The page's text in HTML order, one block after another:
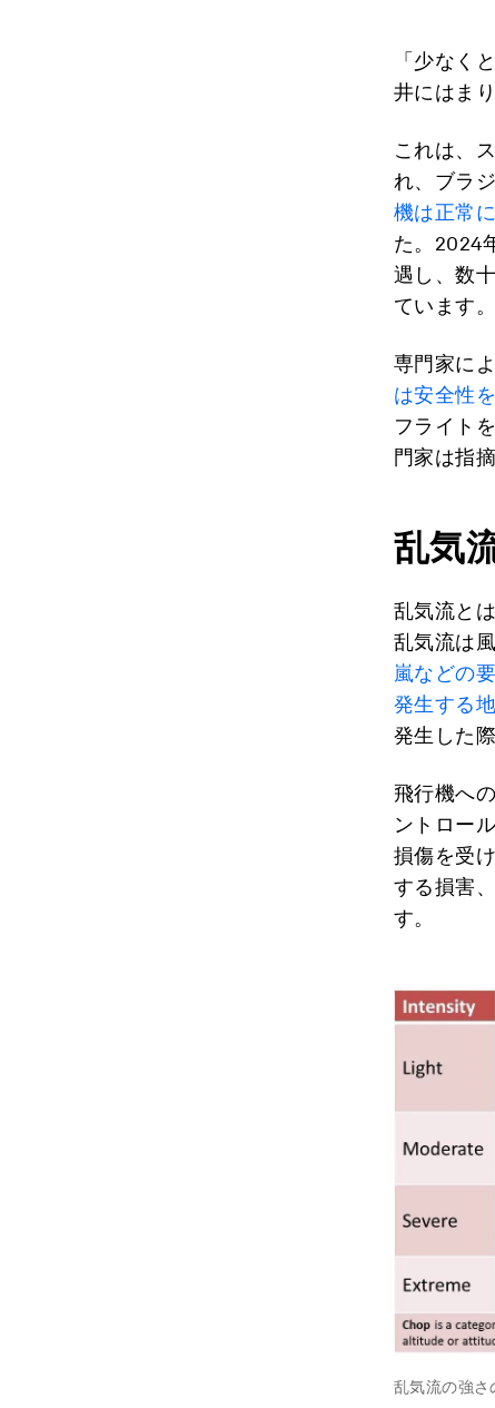
「少なく
井にはま
これは、
れ、ブラ
機は正常
た。2024
遇し、数
ています。
専門家によ
は安全性
フライト
門家は指
乱気
乱気流と
乱気流は
嵐などの
発生する
発生した
飛行機へ
ントロー
損傷を受
する損害
す。
乱気流の強さ